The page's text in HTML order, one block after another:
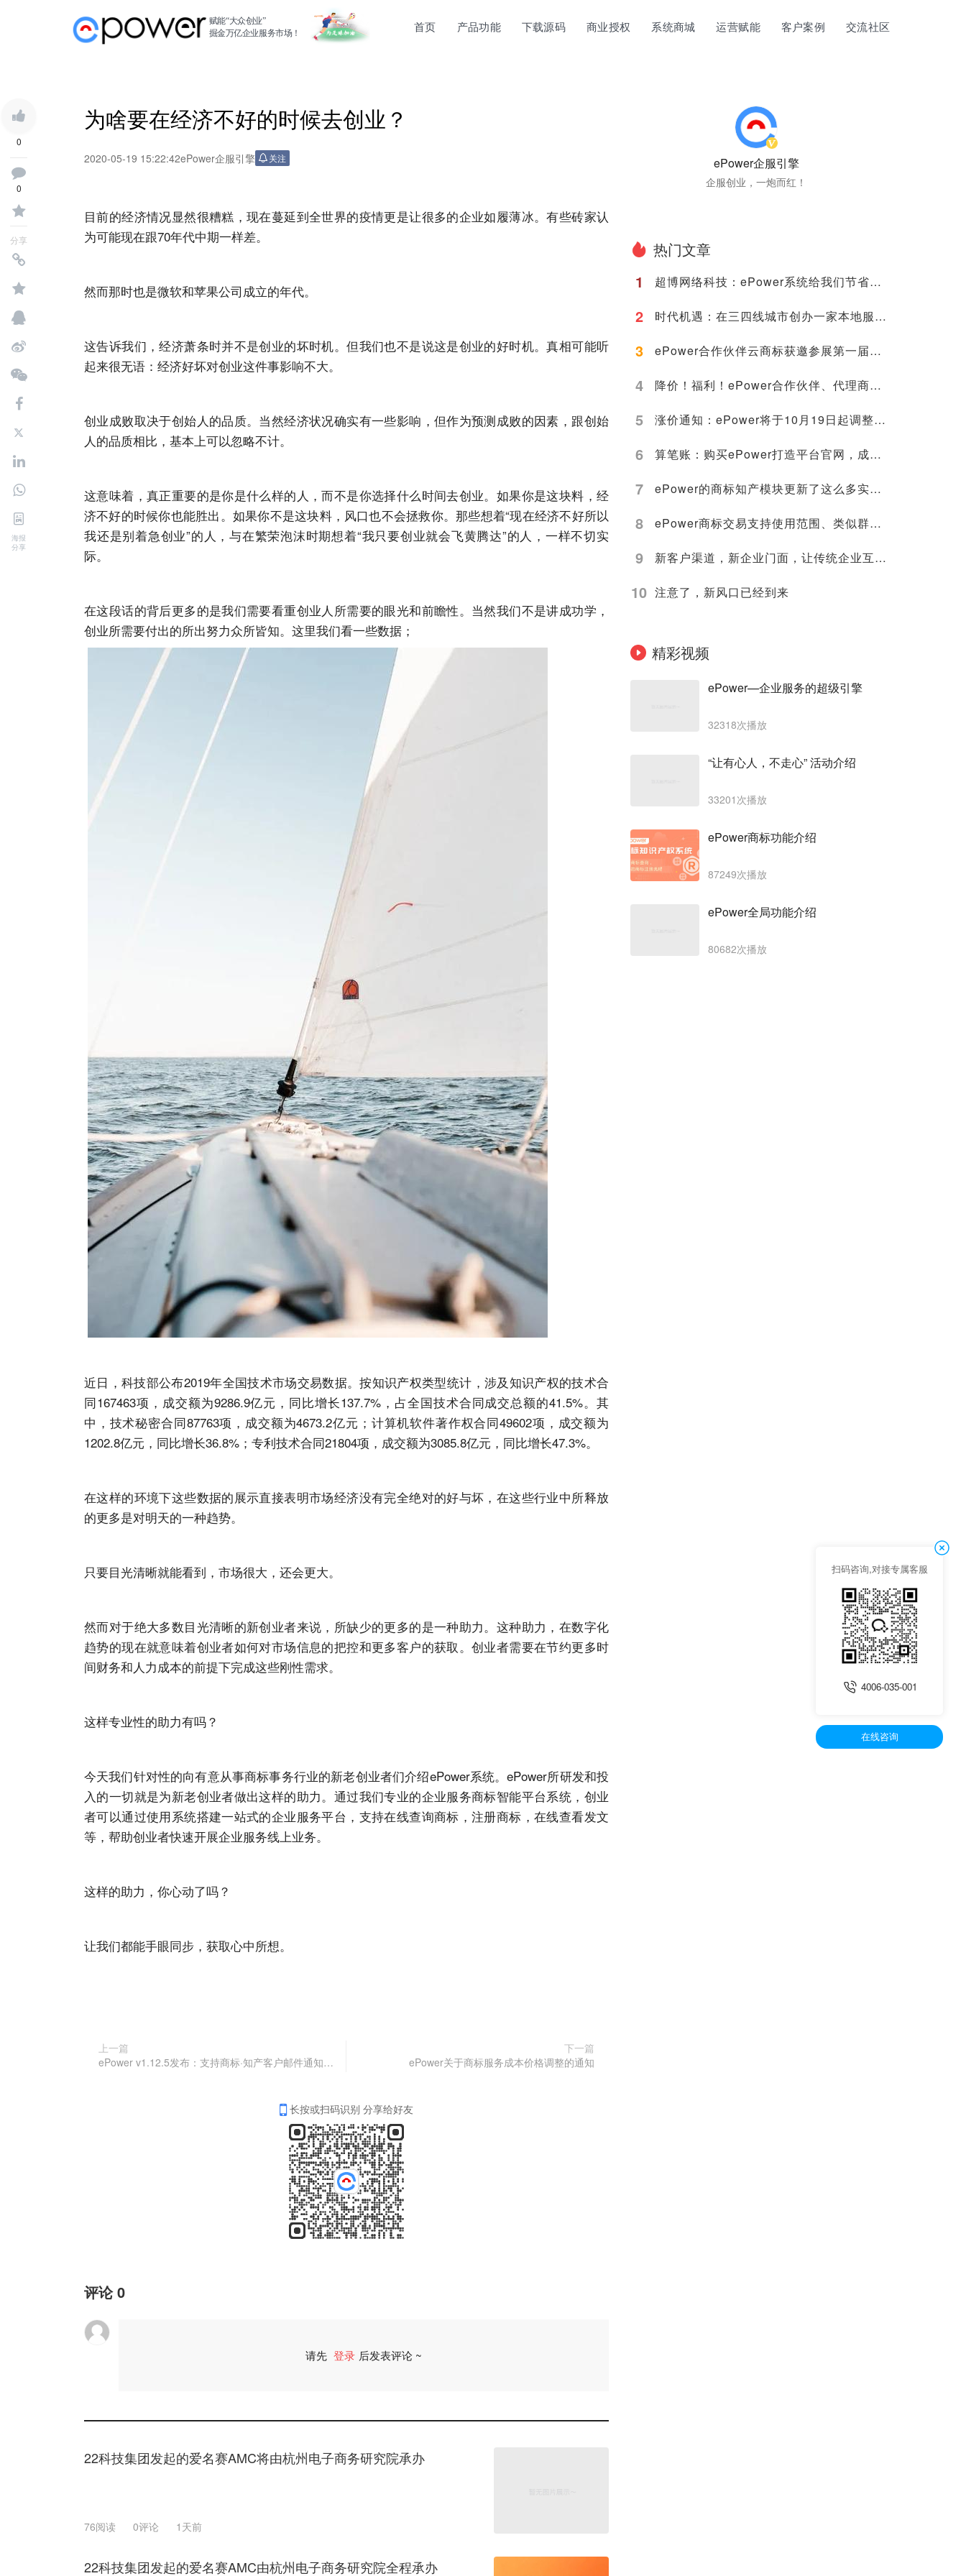
首页 产品功能 下载源码 商业授权 系统商城 运营赋能 客户案例 交流社区
赋能“大众创业”
掘金万亿企业服务市场！
0
0
分享
海报
分享
为啥要在经济不好的时候去创业？
2020-05-19 15:22:42ePower企服引擎 关注
目前的经济情况显然很糟糕，现在蔓延到全世界的疫情更是让很多的企业如履薄冰。有些砖家认
为可能现在跟70年代中期一样差。
然而那时也是微软和苹果公司成立的年代。
这告诉我们，经济萧条时并不是创业的坏时机。但我们也不是说这是创业的好时机。真相可能听
起来很无语：经济好坏对创业这件事影响不大。
创业成败取决于创始人的品质。当然经济状况确实有一些影响，但作为预测成败的因素，跟创始
人的品质相比，基本上可以忽略不计。
这意味着，真正重要的是你是什么样的人，而不是你选择什么时间去创业。如果你是这块料，经
济不好的时候你也能胜出。如果你不是这块料，风口也不会拯救你。那些想着“现在经济不好所以
我还是别着急创业”的人，与在繁荣泡沫时期想着“我只要创业就会飞黄腾达”的人，一样不切实
际。
在这段话的背后更多的是我们需要看重创业人所需要的眼光和前瞻性。当然我们不是讲成功学，
创业所需要付出的所出努力众所皆知。这里我们看一些数据；
近日，科技部公布2019年全国技术市场交易数据。按知识产权类型统计，涉及知识产权的技术合
同167463项，成交额为9286.9亿元，同比增长137.7%，占全国技术合同成交总额的41.5%。其
中，技术秘密合同87763项，成交额为4673.2亿元；计算机软件著作权合同49602项，成交额为
1202.8亿元，同比增长36.8%；专利技术合同21804项，成交额为3085.8亿元，同比增长47.3%。
在这样的环境下这些数据的展示直接表明市场经济没有完全绝对的好与坏，在这些行业中所释放
的更多是对明天的一种趋势。
只要目光清晰就能看到，市场很大，还会更大。
然而对于绝大多数目光清晰的新创业者来说，所缺少的更多的是一种助力。这种助力，在数字化
趋势的现在就意味着创业者如何对市场信息的把控和更多客户的获取。创业者需要在节约更多时
间财务和人力成本的前提下完成这些刚性需求。
这样专业性的助力有吗？
今天我们针对性的向有意从事商标事务行业的新老创业者们介绍ePower系统。ePower所研发和投
入的一切就是为新老创业者做出这样的助力。通过我们专业的企业服务商标智能平台系统，创业
者可以通过使用系统搭建一站式的企业服务平台，支持在线查询商标，注册商标，在线查看发文
等，帮助创业者快速开展企业服务线上业务。
这样的助力，你心动了吗？
让我们都能手眼同步，获取心中所想。
上一篇
ePower v1.12.5发布：支持商标·知产客户邮件通知里带发文附件​！
下一篇
ePower关于商标服务成本价格调整的通知
长按或扫码识别 分享给好友
评论0
请先 登录 后发表评论 ~
22科技集团发起的爱名赛AMC将由杭州电子商务研究院承办
76阅读 0评论 1天前
22科技集团发起的爱名赛AMC由杭州电子商务研究院全程承办
ePower企服引擎
企服创业，一炮而红！
热门文章
1
超博网络科技：ePower系统给我们节省了很多的时间、人力与金钱成本！
2 时代机遇：在三四线城市创办一家本地服务的“阿里云”
3 ePower合作伙伴云商标获邀参展第一届中国—东盟人工智能峰会，并在新型智慧城市协同创新大赛荣获第一名！
4 降价！福利！ePower合作伙伴、代理商标注册价格低至268元，官微建站0成本
5 涨价通知：ePower将于10月19日起调整授权价格！
6 算笔账：购买ePower打造平台官网，成本究竟节约在哪里？
7 ePower的商标知产模块更新了这么多实用功能，你不来看看？
8 ePower商标交易支持使用范围、类似群组搜索，找标更方便！
9 新客户渠道，新企业门面，让传统企业互联网化的轻松方案
10 注意了，新风口已经到来
精彩视频
ePower—企业服务的超级引擎
32318次播放
“让有心人，不走心” 活动介绍
33201次播放
ePower商标功能介绍
87249次播放
ePower全局功能介绍
80682次播放
扫码咨询,对接专属客服
4006-035-001
在线咨询